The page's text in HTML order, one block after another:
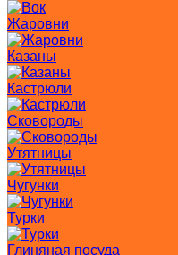
Жаровни
Казаны
Кастрюли
Сковороды
Утятницы
Чугунки
Турки
Глиняная посуда